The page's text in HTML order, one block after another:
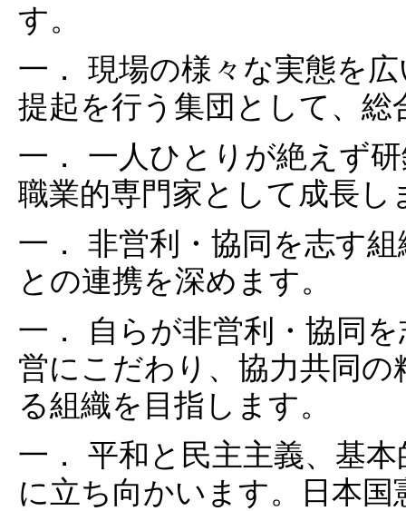
す。
一． 現場の様々な実態を
提起を行う集団として、
一． 一人ひとりが絶えず
職業的専門家として成長し
一． 非営利・協同を志す
との連携を深めます。
一． 自らが非営利・協同
営にこだわり、協力共同
る組織を目指します。
一． 平和と民主主義、基
に立ち向かいます。日本